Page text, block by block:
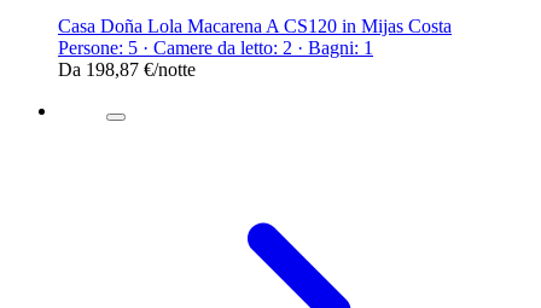
Casa Doña Lola Macarena A CS120 in Mijas Costa
Persone: 5 · Camere da letto: 2 · Bagni: 1
Da 198,87 €/notte